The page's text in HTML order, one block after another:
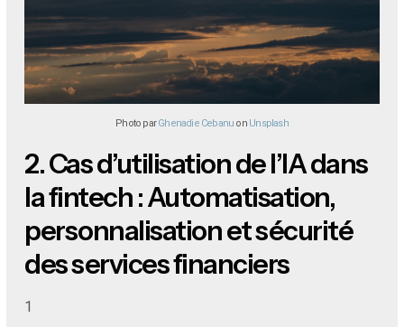
Photo parGhenadie Cebanu on Unsplash
2.Cas d’utilisation de l’IA dans
la fintech : Automatisation,
personnalisation et sécurité
des services financiers
1